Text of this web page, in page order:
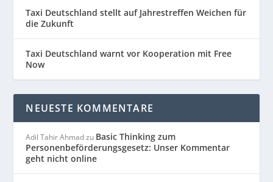
Taxi Deutschland stellt auf Jahrestreffen Weichen für
die Zukunft
Taxi Deutschland warnt vor Kooperation mit Free
Now
NEUESTE KOMMENTARE
Adil Tahir Ahmadzu Basic Thinking zum
Personenbeförderungsgesetz: Unser Kommentar
geht nicht online